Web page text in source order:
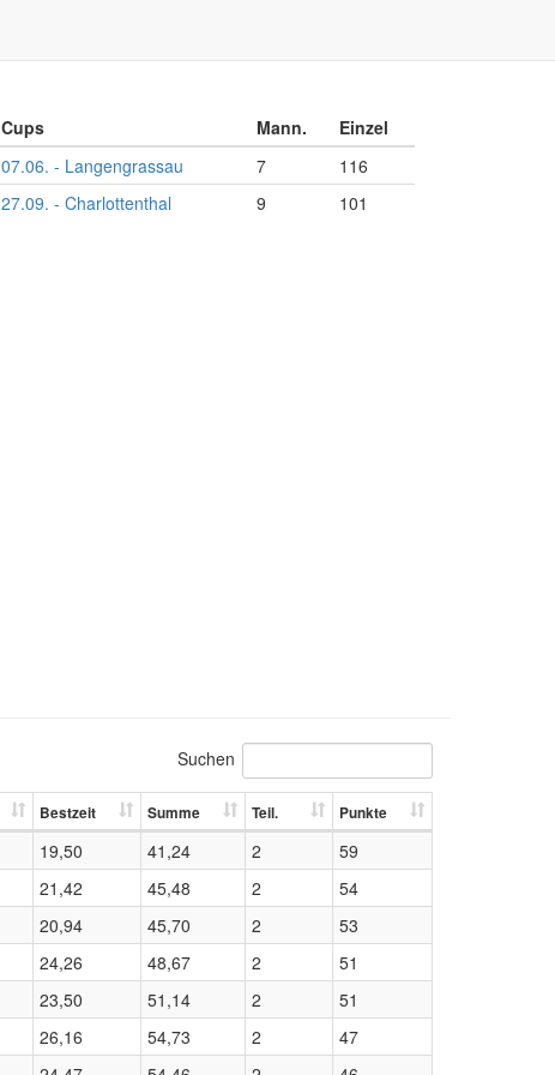
Cups Mann.
Einzel
07.06. - Langengrassau
7
116
27.09. - Charlottenthal
9 101
Suchen
Bestzeit Summe Teil. Punkte
19,50 41,24 2
59
21,42 45,48 2
54
20,94 45,70 2
53
24,26 48,67 2
51
23,50 51,14 2
51
26,16 54,73 2
47